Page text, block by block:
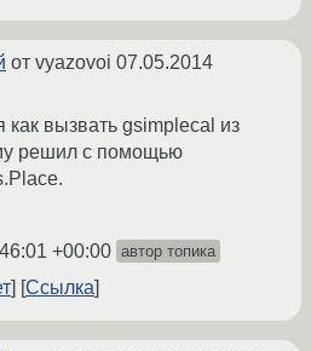
от vyazovoi 07.05.2014
как вызвать gsimplecal из
решил с помощью
+00:00 автор топика
Ссылка